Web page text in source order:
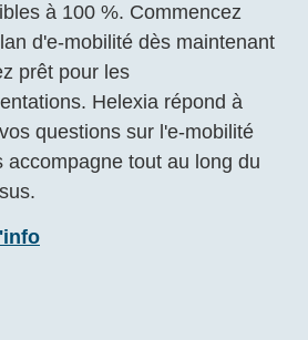
à 100 %. Commencez
d'e-mobilité dès maintenant
prêt pour les
Helexia répond à
questions sur l'e-mobilité
accompagne tout au long du